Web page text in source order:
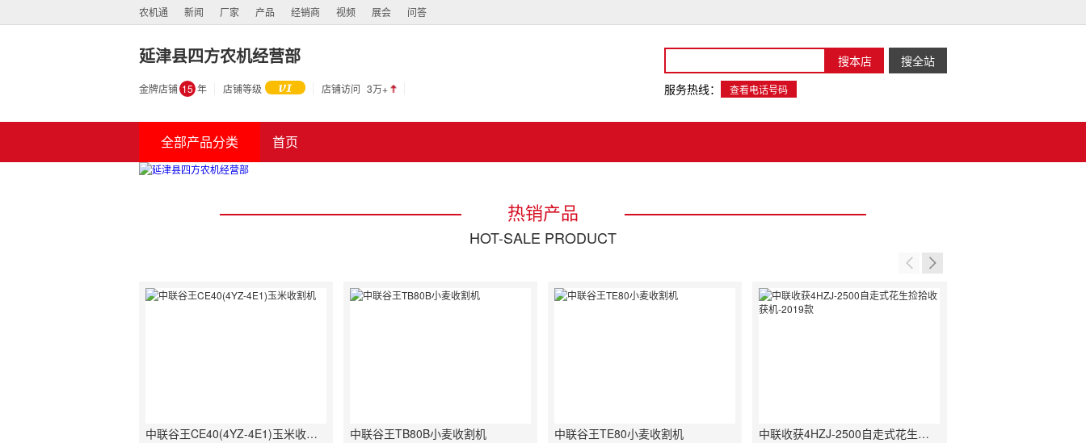
农机通 新闻 厂家 产品 经销商 视频 展会 问答
延津县四方农机经营部
金牌店铺 15 年 店铺等级 店铺访问 3万+ 服务热线： 查看电话号码
全部产品分类 首页
热销产品
HOT-SALE PRODUCT
中联谷王CE40(4YZ-4E1)玉米收割机 中联谷王TB80B小麦收割机 中联谷王TE80小麦收割机 中联收获4HZJ-2500自走式花生捡拾收获机-2019款